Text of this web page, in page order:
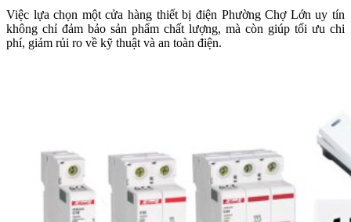
Việc lựa chọn một cửa hàng thiết bị điện Phường Chợ Lớn uy tín
không chỉ đảm bảo sản phẩm chất lượng, mà còn giúp tối ưu chi
phí, giảm rủi ro về kỹ thuật và an toàn điện.